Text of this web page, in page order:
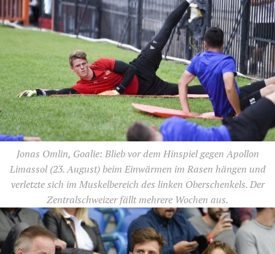
Jonas Omlin, Goalie: Blieb vor dem Hinspiel gegen Apollon
Limassol (23. August) beim Einwärmen im Rasen hängen und
verletzte sich im Muskelbereich des linken Oberschenkels. Der
Zentralschweizer fällt mehrere Wochen aus.